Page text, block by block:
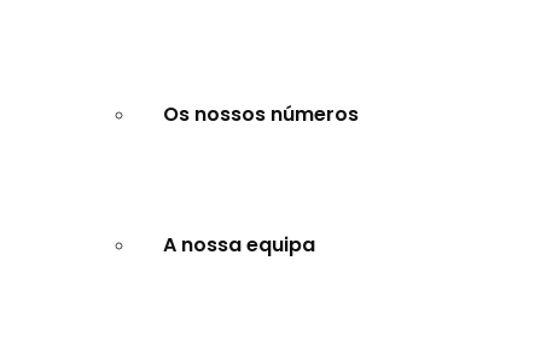
Os nossos números
A nossa equipa